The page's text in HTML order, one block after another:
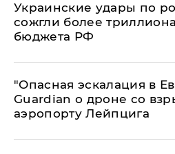
Украинские удары по
сожгли более
бюджета РФ
"Опасная эскалация в
Guardian о дроне со
аэропорту Лейпцига